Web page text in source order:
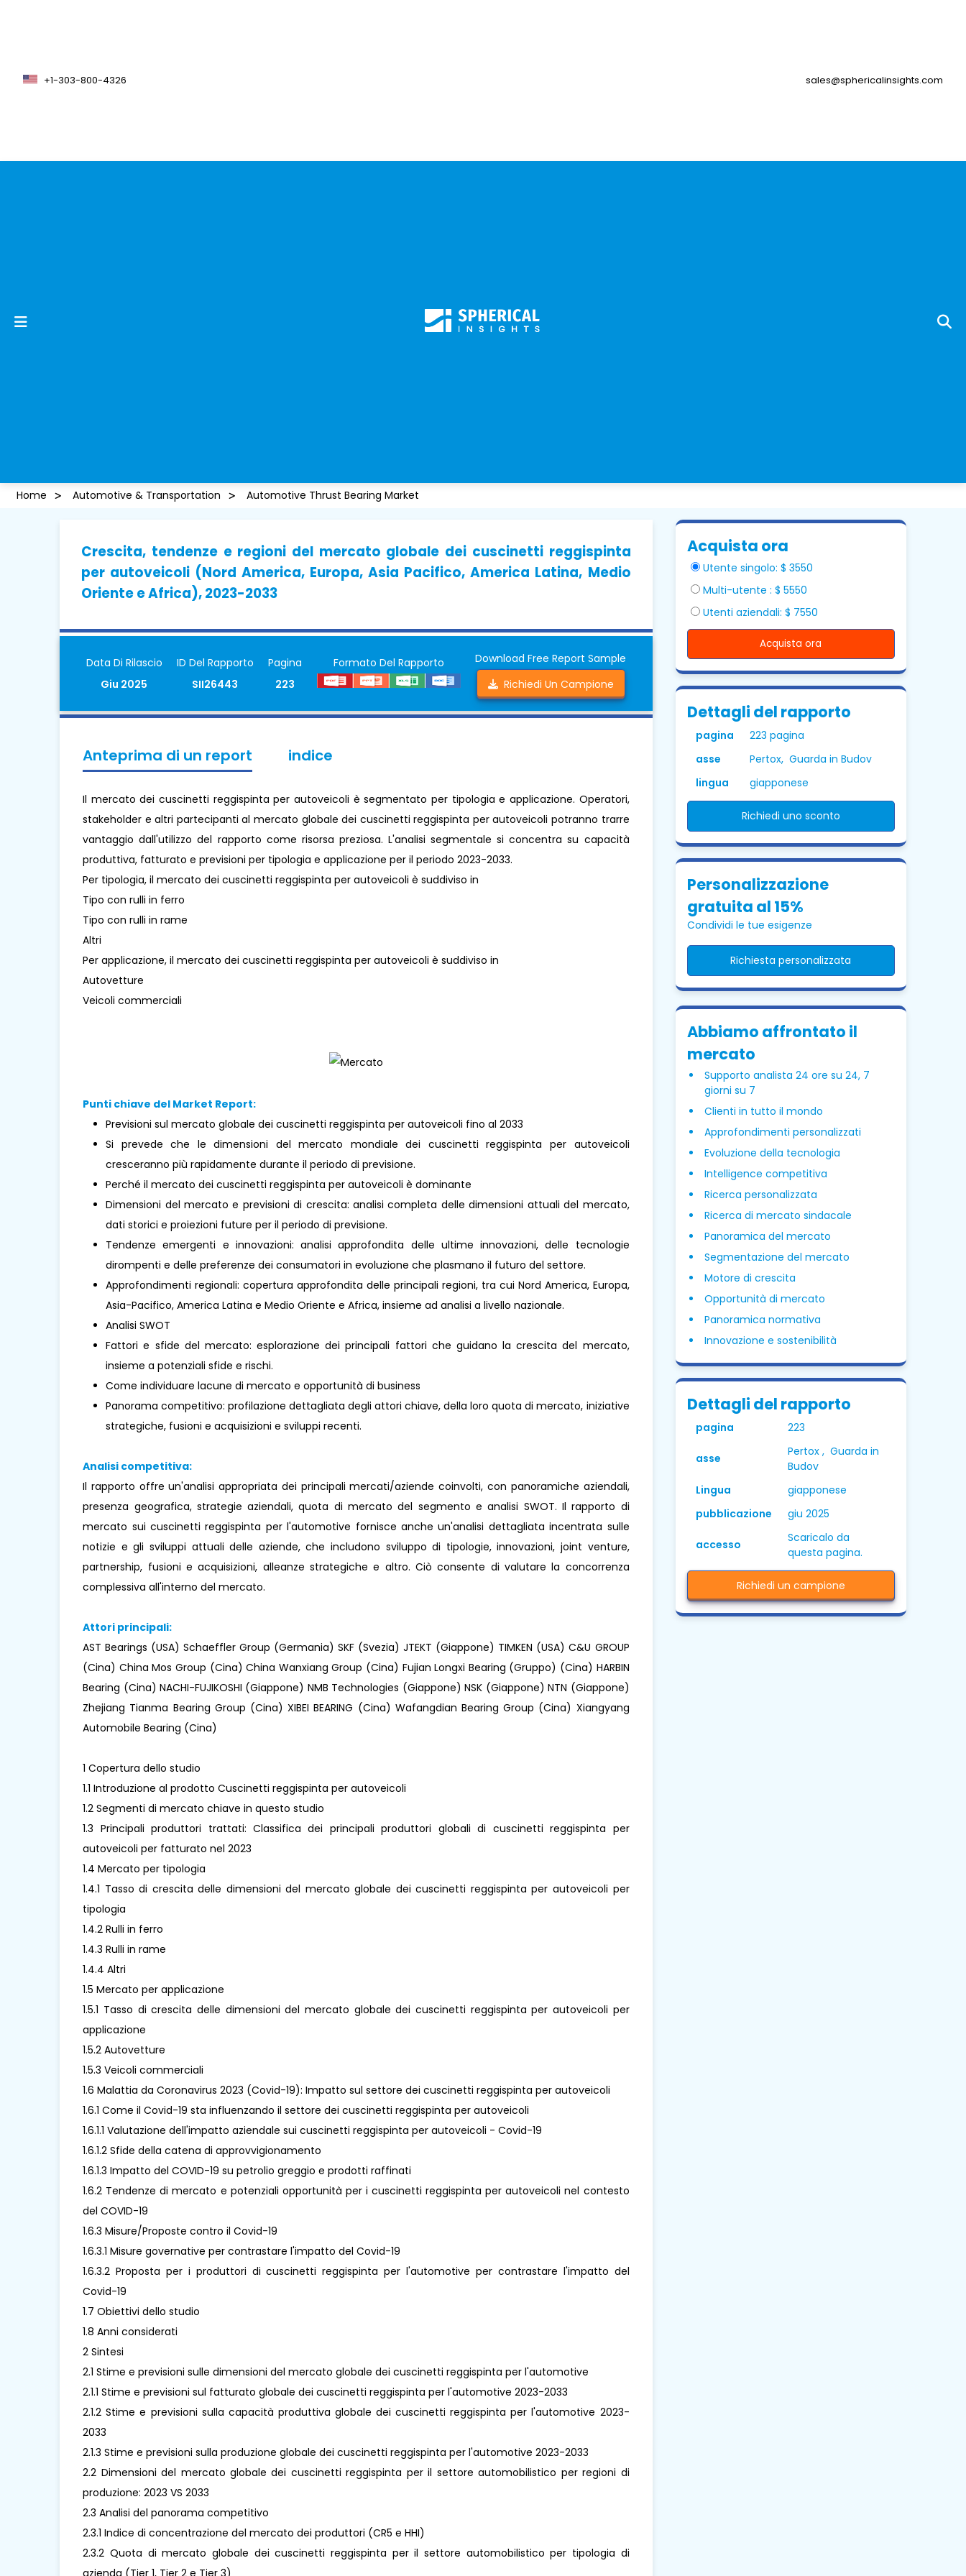
+1-303-800-4326 sales@sphericalinsights.com
Home Automotive & Transportation Automotive Thrust Bearing Market
Crescita, tendenze e regioni del mercato globale dei cuscinetti reggispinta
per autoveicoli (Nord America, Europa, Asia Pacifico, America Latina, Medio
Oriente e Africa), 2023-2033
Data Di Rilascio
Giu 2025
ID Del Rapporto
SII26443
Pagina
223
Formato Del Rapporto
Download Free Report Sample
Richiedi Un Campione
Anteprima di un report indice
Il mercato dei cuscinetti reggispinta per autoveicoli è segmentato per tipologia e applicazione. Operatori,
stakeholder e altri partecipanti al mercato globale dei cuscinetti reggispinta per autoveicoli potranno trarre
vantaggio dall'utilizzo del rapporto come risorsa preziosa. L'analisi segmentale si concentra su capacità
produttiva, fatturato e previsioni per tipologia e applicazione per il periodo 2023-2033.
Per tipologia, il mercato dei cuscinetti reggispinta per autoveicoli è suddiviso in
Tipo con rulli in ferro
Tipo con rulli in rame
Altri
Per applicazione, il mercato dei cuscinetti reggispinta per autoveicoli è suddiviso in
Autovetture
Veicoli commerciali
Punti chiave del Market Report:
Previsioni sul mercato globale dei cuscinetti reggispinta per autoveicoli fino al 2033
Si prevede che le dimensioni del mercato mondiale dei cuscinetti reggispinta per autoveicoli
cresceranno più rapidamente durante il periodo di previsione.
Perché il mercato dei cuscinetti reggispinta per autoveicoli è dominante
Dimensioni del mercato e previsioni di crescita: analisi completa delle dimensioni attuali del mercato,
dati storici e proiezioni future per il periodo di previsione.
Tendenze emergenti e innovazioni: analisi approfondita delle ultime innovazioni, delle tecnologie
dirompenti e delle preferenze dei consumatori in evoluzione che plasmano il futuro del settore.
Approfondimenti regionali: copertura approfondita delle principali regioni, tra cui Nord America, Europa,
Asia-Pacifico, America Latina e Medio Oriente e Africa, insieme ad analisi a livello nazionale.
Analisi SWOT
Fattori e sfide del mercato: esplorazione dei principali fattori che guidano la crescita del mercato,
insieme a potenziali sfide e rischi.
Come individuare lacune di mercato e opportunità di business
Panorama competitivo: profilazione dettagliata degli attori chiave, della loro quota di mercato, iniziative
strategiche, fusioni e acquisizioni e sviluppi recenti.
Analisi competitiva:
Il rapporto offre un'analisi appropriata dei principali mercati/aziende coinvolti, con panoramiche aziendali,
presenza geografica, strategie aziendali, quota di mercato del segmento e analisi SWOT. Il rapporto di
mercato sui cuscinetti reggispinta per l'automotive fornisce anche un'analisi dettagliata incentrata sulle
notizie e gli sviluppi attuali delle aziende, che includono sviluppo di tipologie, innovazioni, joint venture,
partnership, fusioni e acquisizioni, alleanze strategiche e altro. Ciò consente di valutare la concorrenza
complessiva all'interno del mercato.
Attori principali:
AST Bearings (USA) Schaeffler Group (Germania) SKF (Svezia) JTEKT (Giappone) TIMKEN (USA) C&U GROUP
(Cina) China Mos Group (Cina) China Wanxiang Group (Cina) Fujian Longxi Bearing (Gruppo) (Cina) HARBIN
Bearing (Cina) NACHI-FUJIKOSHI (Giappone) NMB Technologies (Giappone) NSK (Giappone) NTN (Giappone)
Zhejiang Tianma Bearing Group (Cina) XIBEI BEARING (Cina) Wafangdian Bearing Group (Cina) Xiangyang
Automobile Bearing (Cina)
1 Copertura dello studio
1.1 Introduzione al prodotto Cuscinetti reggispinta per autoveicoli
1.2 Segmenti di mercato chiave in questo studio
1.3 Principali produttori trattati: Classifica dei principali produttori globali di cuscinetti reggispinta per
autoveicoli per fatturato nel 2023
1.4 Mercato per tipologia
1.4.1 Tasso di crescita delle dimensioni del mercato globale dei cuscinetti reggispinta per autoveicoli per
tipologia
1.4.2 Rulli in ferro
1.4.3 Rulli in rame
1.4.4 Altri
1.5 Mercato per applicazione
1.5.1 Tasso di crescita delle dimensioni del mercato globale dei cuscinetti reggispinta per autoveicoli per
applicazione
1.5.2 Autovetture
1.5.3 Veicoli commerciali
1.6 Malattia da Coronavirus 2023 (Covid-19): Impatto sul settore dei cuscinetti reggispinta per autoveicoli
1.6.1 Come il Covid-19 sta influenzando il settore dei cuscinetti reggispinta per autoveicoli
1.6.1.1 Valutazione dell'impatto aziendale sui cuscinetti reggispinta per autoveicoli - Covid-19
1.6.1.2 Sfide della catena di approvvigionamento
1.6.1.3 Impatto del COVID-19 su petrolio greggio e prodotti raffinati
1.6.2 Tendenze di mercato e potenziali opportunità per i cuscinetti reggispinta per autoveicoli nel contesto
del COVID-19
1.6.3 Misure/Proposte contro il Covid-19
1.6.3.1 Misure governative per contrastare l'impatto del Covid-19
1.6.3.2 Proposta per i produttori di cuscinetti reggispinta per l'automotive per contrastare l'impatto del
Covid-19
1.7 Obiettivi dello studio
1.8 Anni considerati
2 Sintesi
2.1 Stime e previsioni sulle dimensioni del mercato globale dei cuscinetti reggispinta per l'automotive
2.1.1 Stime e previsioni sul fatturato globale dei cuscinetti reggispinta per l'automotive 2023-2033
2.1.2 Stime e previsioni sulla capacità produttiva globale dei cuscinetti reggispinta per l'automotive 2023-
2033
2.1.3 Stime e previsioni sulla produzione globale dei cuscinetti reggispinta per l'automotive 2023-2033
2.2 Dimensioni del mercato globale dei cuscinetti reggispinta per il settore automobilistico per regioni di
produzione: 2023 VS 2033
2.3 Analisi del panorama competitivo
2.3.1 Indice di concentrazione del mercato dei produttori (CR5 e HHI)
2.3.2 Quota di mercato globale dei cuscinetti reggispinta per il settore automobilistico per tipologia di
azienda (Tier 1, Tier 2 e Tier 3)
Acquista ora
Utente singolo: $ 3550
Multi-utente : $ 5550
Utenti aziendali: $ 7550
Acquista ora
Dettagli del rapporto
pagina
223 pagina
asse
Pertox, Guarda in Budov
lingua
giapponese
Richiedi uno sconto
Personalizzazione
gratuita al 15%
Condividi le tue esigenze
Richiesta personalizzata
Abbiamo affrontato il
mercato
Supporto analista 24 ore su 24, 7
giorni su 7
Clienti in tutto il mondo
Approfondimenti personalizzati
Evoluzione della tecnologia
Intelligence competitiva
Ricerca personalizzata
Ricerca di mercato sindacale
Panoramica del mercato
Segmentazione del mercato
Motore di crescita
Opportunità di mercato
Panoramica normativa
Innovazione e sostenibilità
Dettagli del rapporto
pagina 223
asse
Pertox , Guarda in
Budov
Lingua
giapponese
pubblicazione
giu 2025
accesso
Scaricalo da
questa pagina.
Richiedi un campione